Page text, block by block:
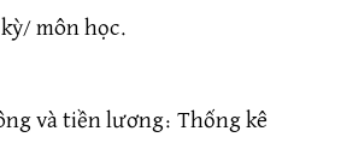
môn học.
và tiền lương: Thống kê